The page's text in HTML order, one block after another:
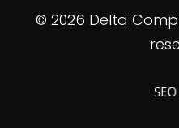
© 2026 Delta